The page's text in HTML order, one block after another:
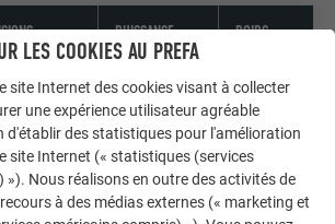
PUISSANCE POIDS
x 420 mm
100 Wp/pce
Surface
nécessaire
: 5,88
m²/kWp
12,6 kg/m²
LES COOKIES AU PREFA
site Internet des cookies visant à collecter
une expérience utilisateur agréable
d'établir des statistiques pour l'amélioration
site Internet (« statistiques (services
Nous réalisons en outre des activités de
à des médias externes (« marketing et